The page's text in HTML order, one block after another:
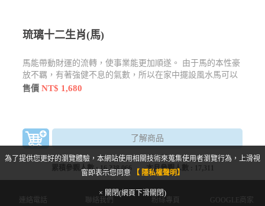
琉璃十二生肖(馬)
馬能帶動財運的流轉，使事業能更加順遂。 由于馬的本性豪
放不羈，有著強健不息的氣數，所以在家中擺設風水馬可以
讓人有振作奮發的作為。
售價NT$ 1,680
了解商品
為了提供您更好的瀏覽體驗，本網站使用相關技術來蒐集使用者瀏覽行為，上滑視
窗即表示您同意
【 隱私權聲明】
× 關閉(網頁下滑關閉)
累積參觀人數 :16,338,066 本月參觀人數 : 17,311
連絡電話 聯絡我們 粉絲專頁 GOOGLE商家